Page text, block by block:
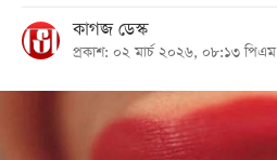
জাতীয়
রাজনীতি
আন্তর্জাতিক
কাগজ ডেস্ক
প্রকাশ: ০২ মার্চ ২০২৬, ০৮:১৩ পিএম